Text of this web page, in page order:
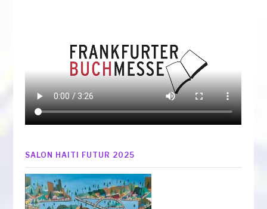
SALON HAITI FUTUR 2025